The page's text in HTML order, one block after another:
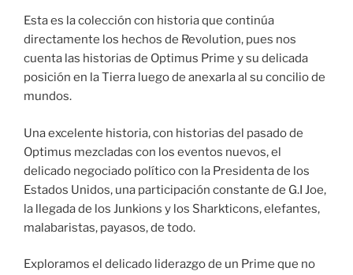
Esta es la colección con historia que continúa
directamente los hechos de Revolution, pues nos
cuenta las historias de Optimus Prime y su delicada
posición en la Tierra luego de anexarla al su concilio de
mundos.
Una excelente historia, con historias del pasado de
Optimus mezcladas con los eventos nuevos, el
delicado negociado político con la Presidenta de los
Estados Unidos, una participación constante de G.I Joe,
la llegada de los Junkions y los Sharkticons, elefantes,
malabaristas, payasos, de todo.
Exploramos el delicado liderazgo de un Prime que no